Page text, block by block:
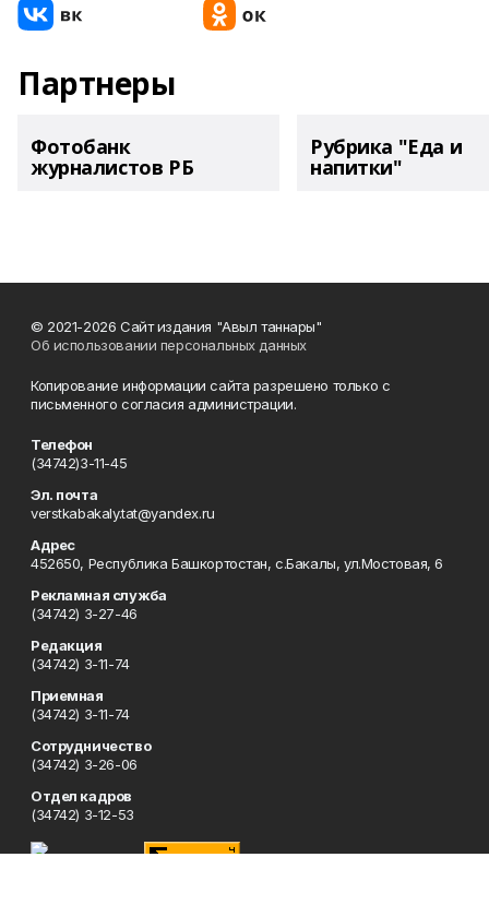
Партнеры
Фотобанк
журналистов РБ
Рубрика "Еда и
напитки"
© 2021-2026 Сайт издания "Авыл таннары"
Об использовании персональных данных
Копирование информации сайта разрешено только с
письменного согласия администрации.
Телефон
(34742)3-11-45
Эл. почта
verstkabakaly.tat@yandex.ru
Адрес
452650, Республика Башкортостан, с.Бакалы, ул.Мостовая, 6
Рекламная служба
(34742) 3-27-46
Редакция
(34742) 3-11-74
Приемная
(34742) 3-11-74
Сотрудничество
(34742) 3-26-06
Отдел кадров
(34742) 3-12-53